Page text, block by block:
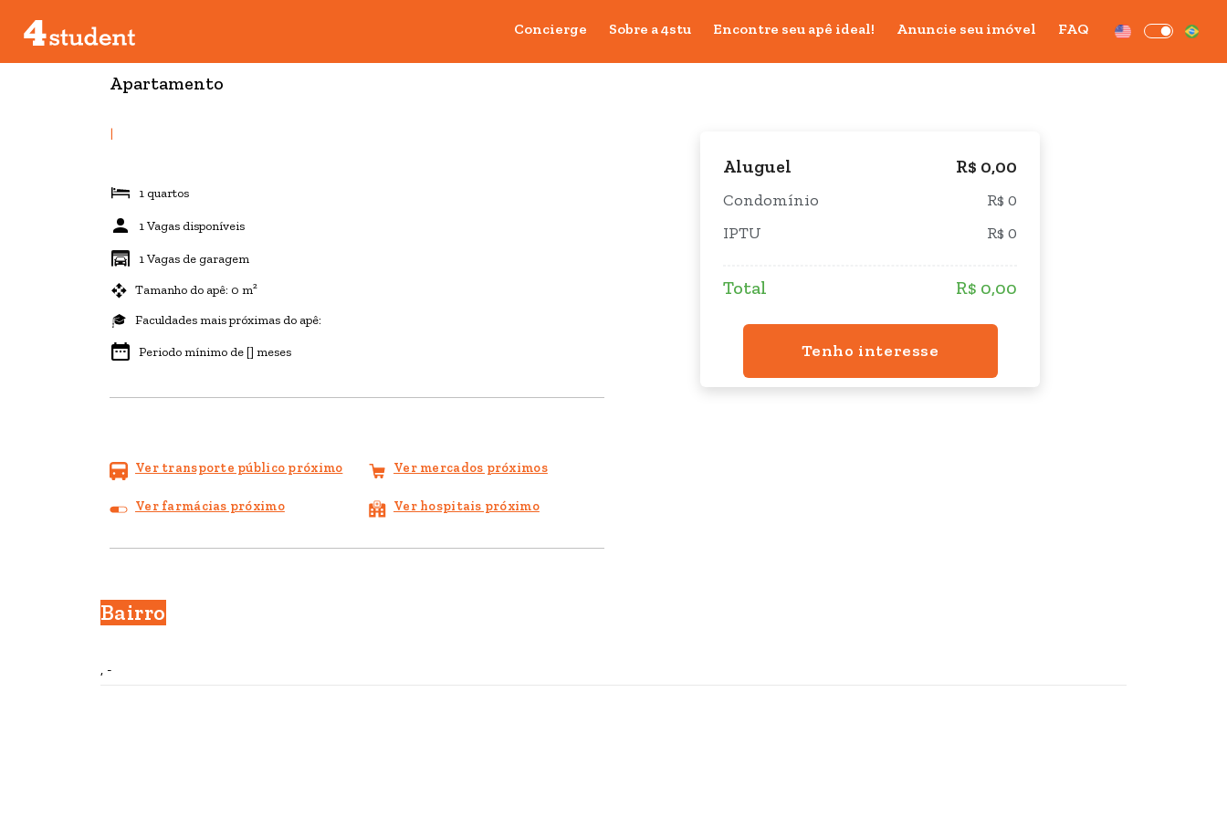
Concierge Sobre a 4stu Encontre seu apê ideal! Anuncie seu imóvel FAQ
Apartamento
|
1 quartos
1 Vagas disponíveis
1 Vagas de garagem
Tamanho do apê: 0 m²
Faculdades mais próximas do apê:
Periodo mínimo de [] meses
Ver transporte público próximo Ver mercados próximos
Ver farmácias próximo Ver hospitais próximo
Aluguel R$ 0,00
Condomínio
R$ 0
IPTU
R$ 0
Total R$ 0,00
Tenho interesse
Bairro
, -